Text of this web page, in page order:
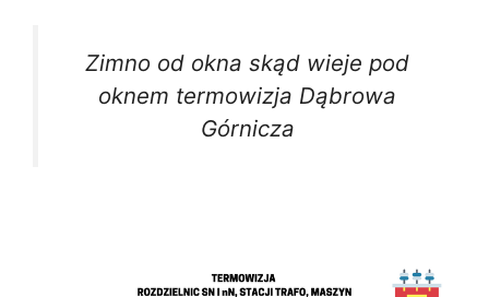
Zimno od okna skąd wieje pod
oknem termowizja Dąbrowa
Górnicza